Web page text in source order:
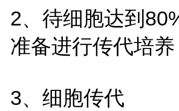
2、待细胞达到
准备进行传代培养
3、细胞传代